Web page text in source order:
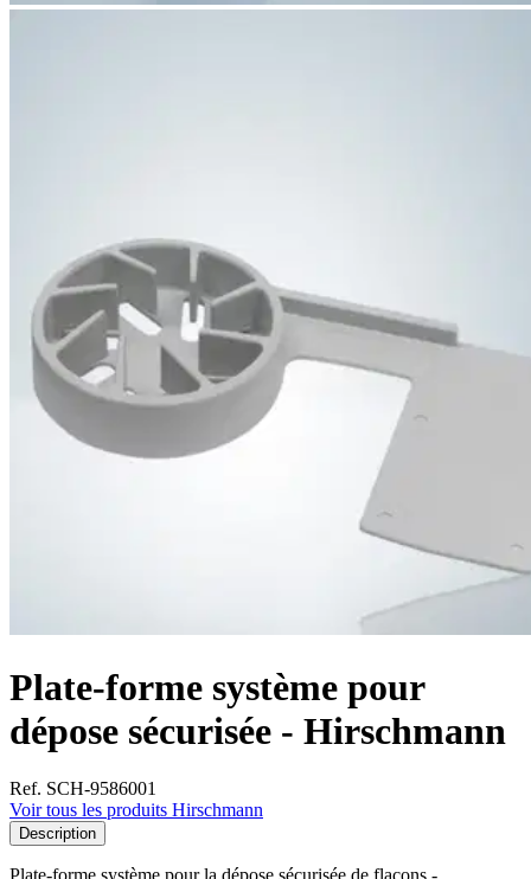
Plate-forme système pour
dépose sécurisée - Hirschmann
Ref. SCH-9586001
Voir tous les produits Hirschmann
Description